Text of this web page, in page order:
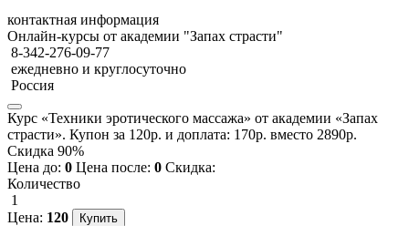
контактная информация
Онлайн-курсы от академии "Запах страсти"
8-342-276-09-77
ежедневно и круглосуточно
Россия
Курс «Техники эротического массажа» от академии «Запах
страсти». Купон за 120р. и доплата: 170р. вместо 2890р.
Скидка 90%
Цена до: 0 Цена после: 0 Скидка:
Количество
1
Цена: 120